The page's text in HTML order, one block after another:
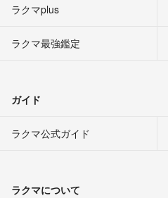
ラクマplus
ラクマ最強鑑定
ガイド
ラクマ公式ガイド
ラクマについて